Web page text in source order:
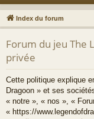
ès
ra
pi
u
m
s
Index du forum
Forum du jeu The
privée
Cette politique explique
Dragoon » et ses
« notre », « nos », «
« https://